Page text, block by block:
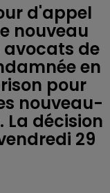
d'appel
nouveau
avocats de
en
pour
nouveau-
La décision
29